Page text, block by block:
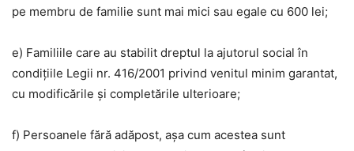
pe membru de familie sunt mai mici sau egale cu 600 lei;
e) Familiile care au stabilit dreptul la ajutorul social în
condiţiile Legii nr. 416/2001 privind venitul minim garantat,
cu modificările şi completările ulterioare;
f) Persoanele fără adăpost, aşa cum acestea sunt